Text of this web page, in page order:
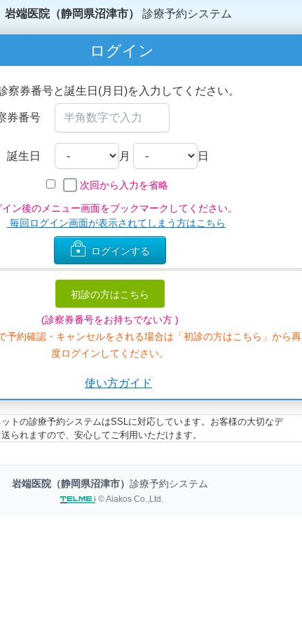
岩端医院（静岡県沼津市） 診療予約システム
ログイン
察券番号と誕生日(月日)を入力してください。
券番号
誕生日 月 日
次回から入力を省略
イン後のメニュー画面をブックマークしてください。
毎回ログイン画面が表示されてしまう方はこちら
ログインする
初診の方はこちら
(診察券番号をお持ちでない方 )
予約確認・キャンセルをされる場合は「初診の方はこちら」から再
度ログインしてください。
使い方ガイド
トの診療予約システムはSSLに対応しています。お客様の大切なデ
られますので、安心してご利用いただけます。
岩端医院（静岡県沼津市） 診療予約システム
© Aiakos Co.,Ltd.